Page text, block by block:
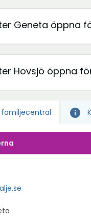
Geneta öppna
Hovsjö öppna
info